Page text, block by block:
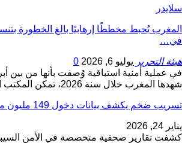
سلايدر
المغرب يُحبط مخططًا إرهابيًا بالغ الخطورة
في…
هيئة التحرير يوليو 6, 2026
0
في عملية أمنية استباقية وُصفت بأنها من بين
شهدها المغرب خلال سنة 2026، تمكن المكتب المركزي…
تسريب ضخم يكشف بيانات دخول 149 مليون مستخدم على الإنترنت
يناير 24, 2026
كشفت تقارير صحفية متخصصة في الأمن